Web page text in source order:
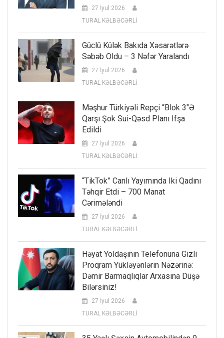
27 İyul 2026
TURAL KƏLBƏCƏRLİ
Güclü Külək Bakıda Xəsarətlərə
Səbəb Oldu – 3 Nəfər Yaralandı
27 İyul 2026
TURAL KƏLBƏCƏRLİ
Məşhur Türkiyəli Repçi “Blok 3″ə
Qarşı Şok Sui-Qəsd Planı Ifşa
Edildi
27 İyul 2026
TURAL KƏLBƏCƏRLİ
“TikTok” Canlı Yayımında Iki Qadını
Təhqir Etdi – 700 Manat
Cərimələndi
27 İyul 2026
TURAL KƏLBƏCƏRLİ
Həyat Yoldaşının Telefonuna Gizli
Proqram Yükləyənlərin Nəzərinə:
Dəmir Barmaqlıqlar Arxasına Düşə
Bilərsiniz!
27 İyul 2026
TURAL KƏLBƏCƏRLİ